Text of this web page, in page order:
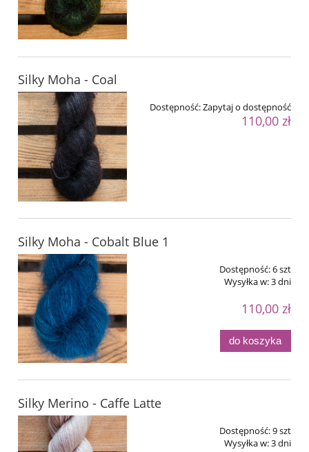
Silky Moha - Coal
Dostępność:Zapytaj o dostępność
110,00 zł
Silky Moha - Cobalt Blue 1
Dostępność:6 szt
Wysyłka w:3 dni
110,00 zł
do koszyka
Silky Merino - Caffe Latte
Dostępność:9 szt
Wysyłka w:3 dni